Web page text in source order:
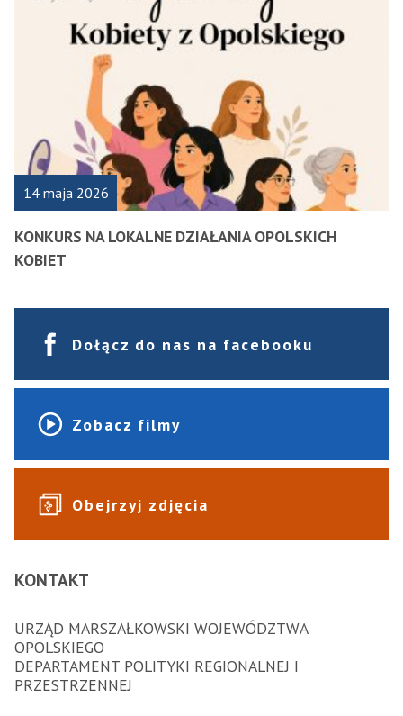
14 maja 2026
KONKURS NA LOKALNE DZIAŁANIA OPOLSKICH
KOBIET
Dołącz do nas na facebooku
Zobacz filmy
Obejrzyj zdjęcia
KONTAKT
URZĄD MARSZAŁKOWSKI WOJEWÓDZTWA
OPOLSKIEGO
DEPARTAMENT POLITYKI REGIONALNEJ I
PRZESTRZENNEJ